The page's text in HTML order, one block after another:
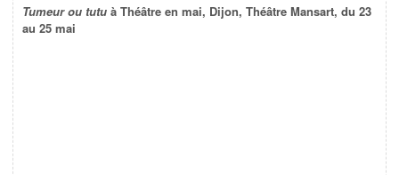
Tumeur ou tutu à Théâtre en mai, Dijon, Théâtre Mansart, du 23
au 25 mai